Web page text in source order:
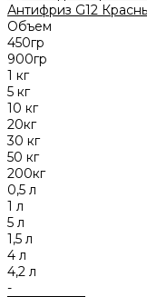
Антифриз G12
Объем
450гр
900гр
1 кг
5 кг
10 кг
20кг
30 кг
50 кг
200кг
0,5 л
1 л
5 л
1,5 л
4 л
4,2 л
-